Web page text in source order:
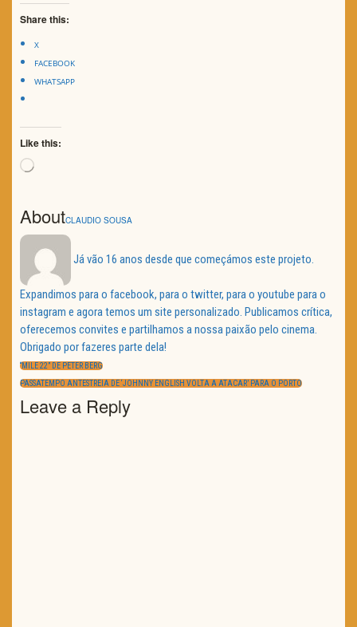
Share this:
X
FACEBOOK
WHATSAPP
Like this:
Loading…
AboutCLAUDIO SOUSA
Já vão 16 anos desde que começámos este projeto.
Expandimos para o facebook, para o twitter, para o youtube para o
instagram e agora temos um site personalizado. Publicamos crítica,
oferecemos convites e partilhamos a nossa paixão pelo cinema.
Obrigado por fazeres parte dela!
Navegação
de
artigos
PREVIOUS
“MILE 22” DE PETER BERG
NEXT
PASSATEMPO ANTESTREIA DE ‘JOHNNY ENGLISH VOLTA A ATACAR’ PARA O PORTO
Leave a Reply